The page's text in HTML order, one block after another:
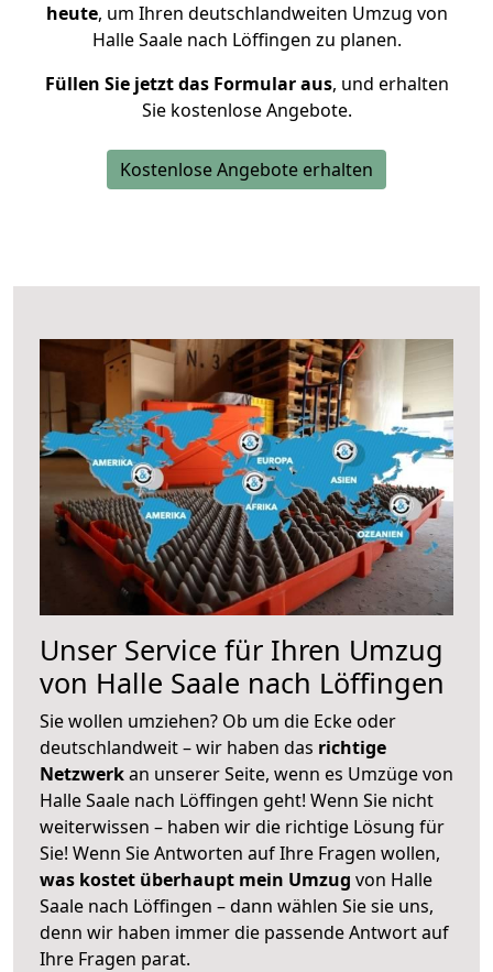
heute, um Ihren deutschlandweiten Umzug von
Halle Saale nach Löffingen zu planen.
Füllen Sie jetzt das Formular aus, und erhalten
Sie kostenlose Angebote.
Kostenlose Angebote erhalten
Unser Service für Ihren Umzug
von Halle Saale nach Löffingen
Sie wollen umziehen? Ob um die Ecke oder
deutschlandweit – wir haben das richtige
Netzwerkan unserer Seite, wenn es Umzüge von
Halle Saale nach Löffingen geht! Wenn Sie nicht
weiterwissen – haben wir die richtige Lösung für
Sie! Wenn Sie Antworten auf Ihre Fragen wollen,
was kostet überhaupt mein Umzug von Halle
Saale nach Löffingen – dann wählen Sie sie uns,
denn wir haben immer die passende Antwort auf
Ihre Fragen parat.